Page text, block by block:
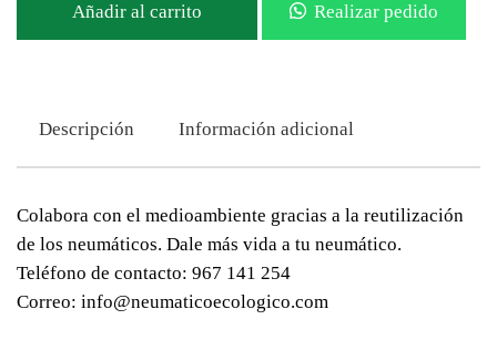
Añadir al carrito Realizar pedido
Descripción Información adicional
Colabora con el medioambiente gracias a la reutilización
de los neumáticos. Dale más vida a tu neumático.
Teléfono de contacto: 967 141 254
Correo: info@neumaticoecologico.com